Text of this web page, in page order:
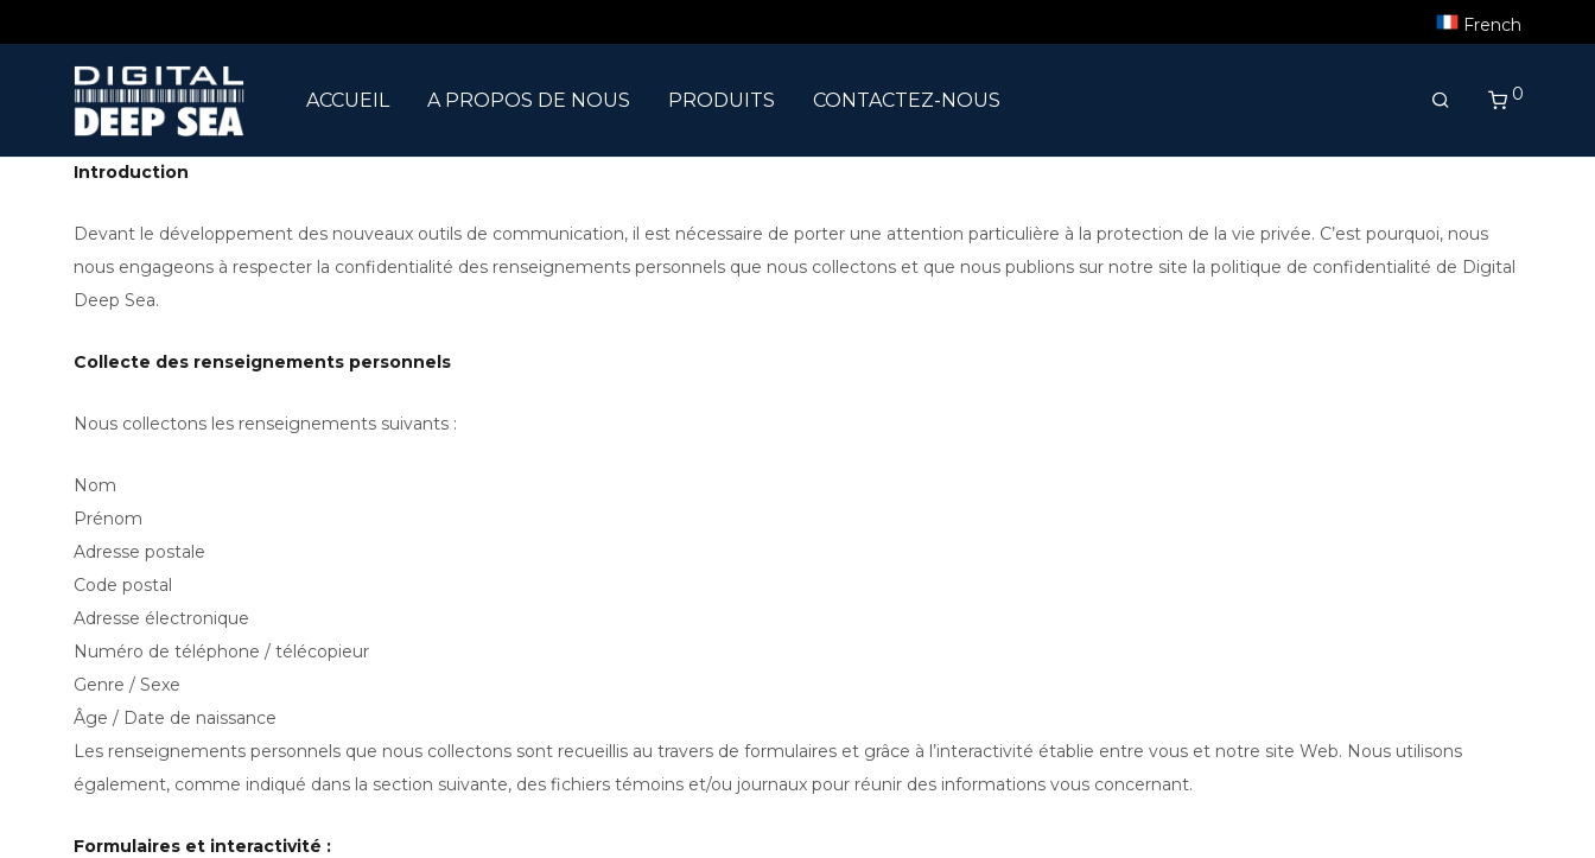
French
ACCUEIL A PROPOS DE NOUS PRODUITS CONTACTEZ-NOUS 0
Introduction
Devant le développement des nouveaux outils de communication, il est nécessaire de porter une attention particulière à la protection de la vie privée. C’est pourquoi, nous
nous engageons à respecter la confidentialité des renseignements personnels que nous collectons et que nous publions sur notre site la politique de confidentialité de Digital
Deep Sea.
Collecte des renseignements personnels
Nous collectons les renseignements suivants :
Nom
Prénom
Adresse postale
Code postal
Adresse électronique
Numéro de téléphone / télécopieur
Genre / Sexe
Âge / Date de naissance
Les renseignements personnels que nous collectons sont recueillis au travers de formulaires et grâce à l’interactivité établie entre vous et notre site Web. Nous utilisons
également, comme indiqué dans la section suivante, des fichiers témoins et/ou journaux pour réunir des informations vous concernant.
Formulaires et interactivité :